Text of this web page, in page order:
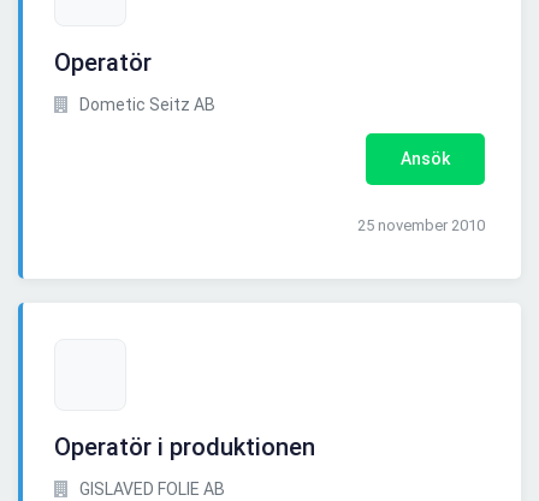
Operatör
Dometic Seitz AB
Ansök
25 november 2010
Operatör i produktionen
GISLAVED FOLIE AB